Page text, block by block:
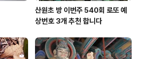
산원초 방 이번주 540회 로또 예
상번호 3개 추천 합니다